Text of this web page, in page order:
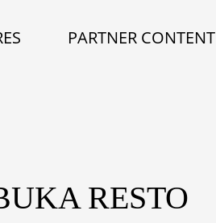
PARTNER CONTENT
RESTO